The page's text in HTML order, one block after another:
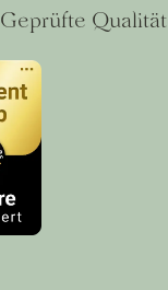
Geprüfte Qualität